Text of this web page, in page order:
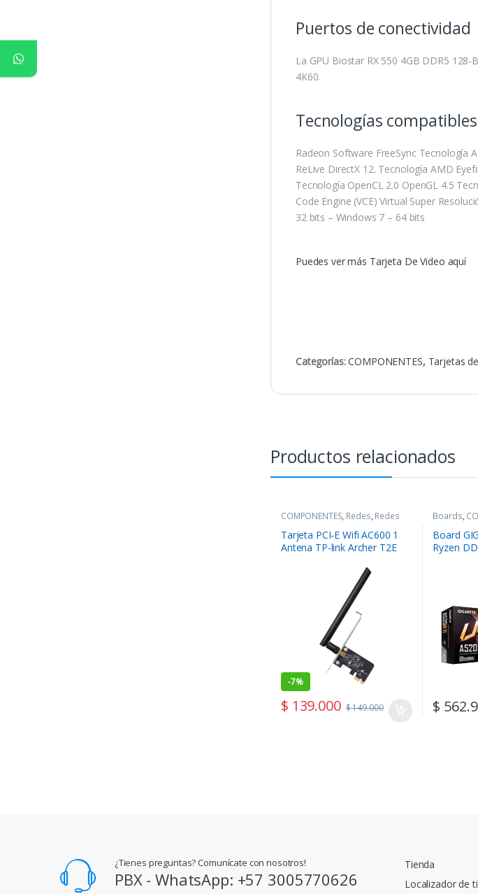
Puertos de conectividad
La GPU Biostar RX 550 4GB DDR5
4K60.
Tecnologías compatibles
Radeon Software FreeSync Tecnología
ReLive DirectX 12. Tecnología AMD
Tecnología OpenCL 2.0 OpenGL 4.5
Code Engine (VCE) Virtual Super
32 bits – Windows 7 – 64 bits
Puedes ver más Tarjeta De Video aquí
Categorías:COMPONENTES, Tarjetas
Productos relacionados
COMPONENTES, Redes, Redes
Tarjeta PCI-E Wifi AC600 1
Antena TP-link Archer T2E
-7%
$ 139.000 $149.000
Boards,
Board
Ryzen
$
¿Tienes preguntas? Comunícate con nosotros!
PBX - WhatsApp: +57 3005770626
Tienda
Localizador de